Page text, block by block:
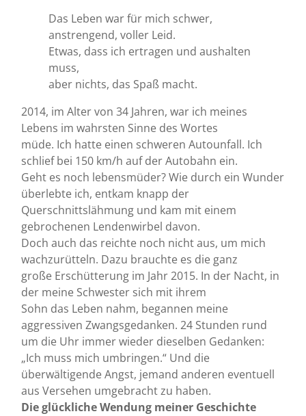
Das Leben war für mich schwer,
anstrengend, voller Leid.
Etwas, dass ich ertragen und aushalten
muss,
aber nichts, das Spaß macht.
2014, im Alter von 34 Jahren, war ich meines
Lebens im wahrsten Sinne des Wortes
müde. Ich hatte einen schweren Autounfall. Ich
schlief bei 150 km/h auf der Autobahn ein.
Geht es noch lebensmüder? Wie durch ein Wunder
überlebte ich, entkam knapp der
Querschnittslähmung und kam mit einem
gebrochenen Lendenwirbel davon.
Doch auch das reichte noch nicht aus, um mich
wachzurütteln. Dazu brauchte es die ganz
große Erschütterung im Jahr 2015. In der Nacht, in
der meine Schwester sich mit ihrem
Sohn das Leben nahm, begannen meine
aggressiven Zwangsgedanken. 24 Stunden rund
um die Uhr immer wieder dieselben Gedanken:
„Ich muss mich umbringen.“ Und die
überwältigende Angst, jemand anderen eventuell
aus Versehen umgebracht zu haben.
Die glückliche Wendung meiner Geschichte